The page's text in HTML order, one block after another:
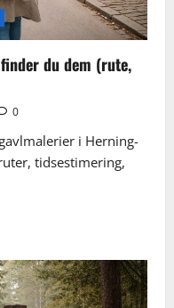
du dem (rute,
0
i Herning-
tidsestimering,